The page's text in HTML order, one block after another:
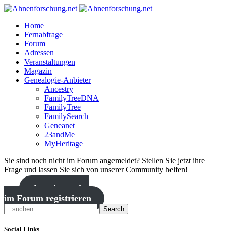
Home
Fernabfrage
Forum
Adressen
Veranstaltungen
Magazin
Genealogie-Anbieter
Ancestry
FamilyTreeDNA
FamilyTree
FamilySearch
Geneanet
23andMe
MyHeritage
Sie sind noch nicht im Forum angemeldet? Stellen Sie jetzt ihre
Frage und lassen Sie sich von unserer Community helfen!
Jetzt kostenlos
im Forum registrieren
Search
Social Links